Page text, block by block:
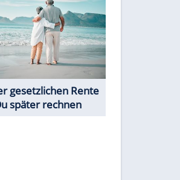
Neue Angebote bei